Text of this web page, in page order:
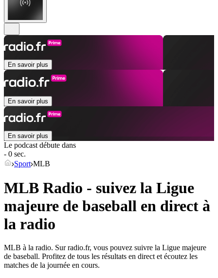
En savoir plus
En savoir plus
En savoir plus
Le podcast débute dans
- 0 sec.
Sport MLB
MLB Radio - suivez la Ligue
majeure de baseball en direct à
la radio
MLB à la radio. Sur radio.fr, vous pouvez suivre la Ligue majeure
de baseball. Profitez de tous les résultats en direct et écoutez les
matches de la journée en cours.